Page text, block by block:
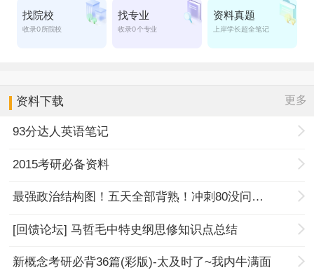
资料下载 更多
93分达人英语笔记
2015考研必备资料
最强政治结构图！五天全部背熟！冲刺80没问题！
[回馈论坛] 马哲毛中特史纲思修知识点总结
新概念考研必背36篇(彩版)-太及时了~我内牛满面